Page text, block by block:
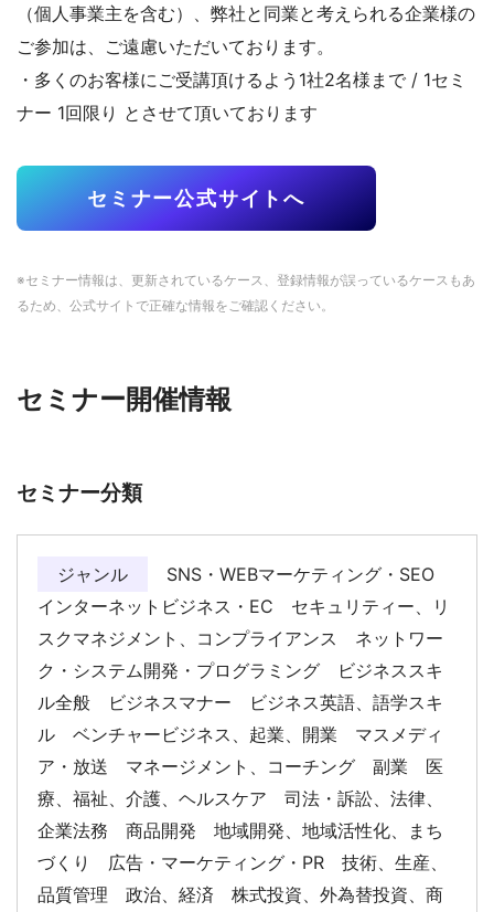
（個人事業主を含む）、弊社と同業と考えられる企業様の
ご参加は、ご遠慮いただいております。
・多くのお客様にご受講頂けるよう1社2名様まで / 1セミ
ナー 1回限り とさせて頂いております
セミナー公式サイトへ
※セミナー情報は、更新されているケース、登録情報が誤っているケースもあ
るため、公式サイトで正確な情報をご確認ください。
セミナー開催情報
セミナー分類
ジャンル
SNS・WEBマーケティング・SEO
インターネットビジネス・EC セキュリティー、リ
スクマネジメント、コンプライアンス ネットワー
ク・システム開発・プログラミング ビジネススキ
ル全般 ビジネスマナー ビジネス英語、語学スキ
ル ベンチャービジネス、起業、開業 マスメディ
ア・放送 マネージメント、コーチング 副業 医
療、福祉、介護、ヘルスケア 司法・訴訟、法律、
企業法務 商品開発 地域開発、地域活性化、まち
づくり 広告・マーケティング・PR 技術、生産、
品質管理 政治、経済 株式投資、外為替投資、商